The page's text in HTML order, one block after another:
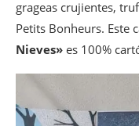
grageas crujientes,
Petits Bonheurs. Este
Nieves» es 100%